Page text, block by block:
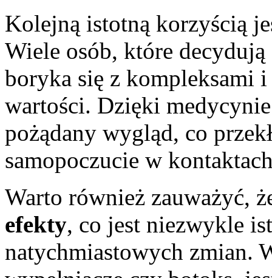
Kolejną istotną korzyścią
Wiele osób, które decydują
boryka się z kompleksami
wartości. Dzięki
pożądany wygląd, co
samopoczucie w
Warto również zauważyć,
efekty, co jest niezwykle
natychmiastowych zmian.